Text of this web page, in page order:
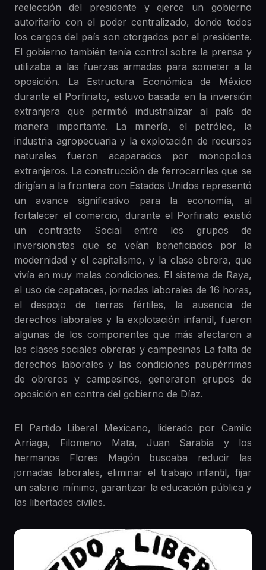
reelección del presidente y ejerce un gobierno
autoritario con el poder centralizado, donde todos
los cargos del país son otorgados por el presidente.
El gobierno también tenía control sobre la prensa y
utilizaba a las fuerzas armadas para someter a la
oposición. La Estructura Económica de México
durante el Porfiriato, estuvo basada en la inversión
extranjera que permitió industrializar al país de
manera importante. La minería, el petróleo, la
industria agropecuaria y la explotación de recursos
naturales fueron acaparados por monopolios
extranjeros. La construcción de ferrocarriles que se
dirigían a la frontera con Estados Unidos representó
un avance significativo para la economía, al
fortalecer el comercio, durante el Porfiriato existió
un contraste Social entre los grupos de
inversionistas que se veían beneficiados por la
modernidad y el capitalismo, y la clase obrera, que
vivía en muy malas condiciones. El sistema de Raya,
el uso de capataces, jornadas laborales de 16 horas,
el despojo de tierras fértiles, la ausencia de
derechos laborales y la explotación infantil, fueron
algunas de los componentes que más afectaron a
las clases sociales obreras y campesinas La falta de
derechos laborales y las condiciones paupérrimas
de obreros y campesinos, generaron grupos de
oposición en contra del gobierno de Díaz.
El Partido Liberal Mexicano, liderado por Camilo
Arriaga, Filomeno Mata, Juan Sarabia y los
hermanos Flores Magón buscaba reducir las
jornadas laborales, eliminar el trabajo infantil, fijar
un salario mínimo, garantizar la educación pública y
las libertades civiles.